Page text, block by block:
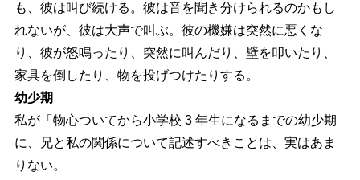
も、彼は叫び続ける。彼は音を聞き分けられるのかもし
れないが、彼は大声で叫ぶ。彼の機嫌は突然に悪くな
り、彼が怒鳴ったり、突然に叫んだり、壁を叩いたり、
家具を倒したり、物を投げつけたりする。
幼少期
私が「物心ついてから小学校 3 年生になるまでの幼少期
に、兄と私の関係について記述すべきことは、実はあま
りない。